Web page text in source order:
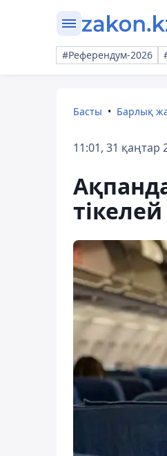
#Референдум-2026
Басты Барлық
11:01, 31 қаңтар